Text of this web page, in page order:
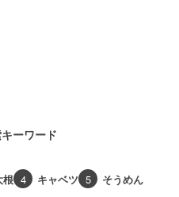
ーワード
根 4 キャベツ 5 そうめん